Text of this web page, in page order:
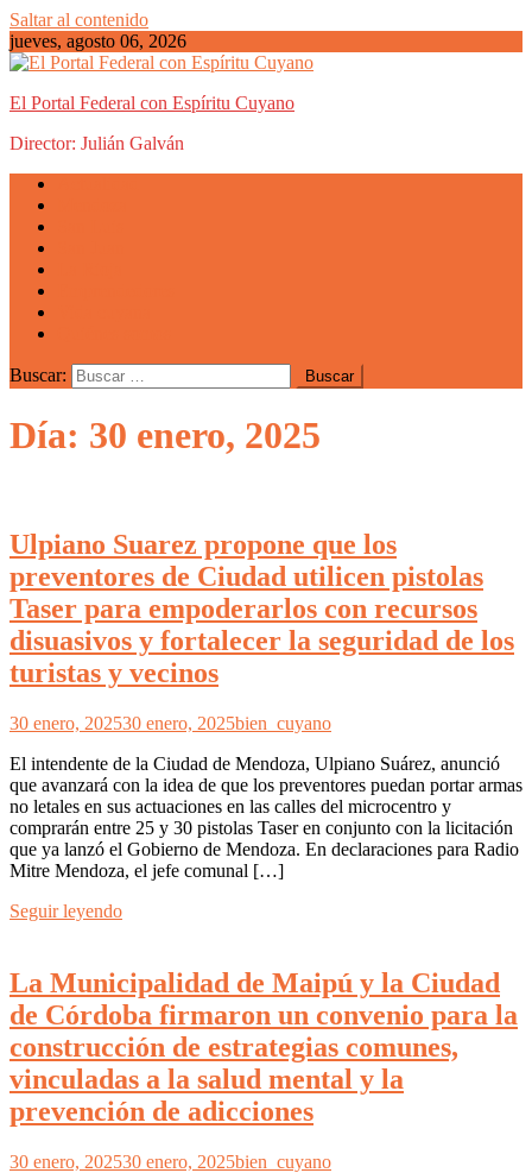
Saltar al contenido
jueves, agosto 06, 2026
El Portal Federal con Espíritu Cuyano
Director: Julián Galván
Buscar:
Día: 30 enero, 2025
Ulpiano Suarez propone que los
preventores de Ciudad utilicen pistolas
Taser para empoderarlos con recursos
disuasivos y fortalecer la seguridad de los
turistas y vecinos
30 enero, 202530 enero, 2025bien_cuyano
El intendente de la Ciudad de Mendoza, Ulpiano Suárez, anunció
que avanzará con la idea de que los preventores puedan portar armas
no letales en sus actuaciones en las calles del microcentro y
comprarán entre 25 y 30 pistolas Taser en conjunto con la licitación
que ya lanzó el Gobierno de Mendoza. En declaraciones para Radio
Mitre Mendoza, el jefe comunal […]
Seguir leyendo
La Municipalidad de Maipú y la Ciudad
de Córdoba firmaron un convenio para la
construcción de estrategias comunes,
vinculadas a la salud mental y la
prevención de adicciones
30 enero, 202530 enero, 2025bien_cuyano